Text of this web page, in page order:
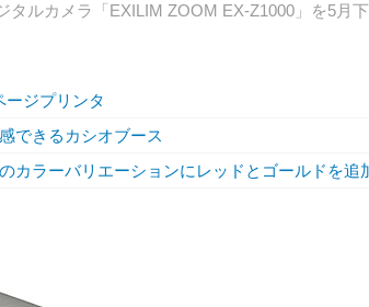
ルカメラ「EXILIM ZOOM EX-Z1000」を5月
ージプリンタ
できるカシオブース
カラーバリエーションにレッドとゴールドを追